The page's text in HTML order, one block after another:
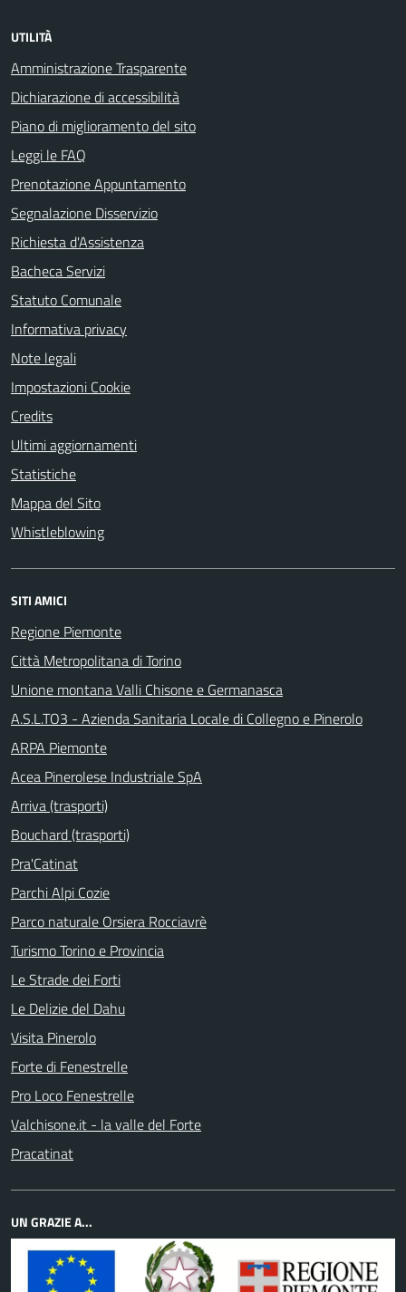
UTILITÀ
Amministrazione Trasparente
Dichiarazione di accessibilità
Piano di miglioramento del sito
Leggi le FAQ
Prenotazione Appuntamento
Segnalazione Disservizio
Richiesta d'Assistenza
Bacheca Servizi
Statuto Comunale
Informativa privacy
Note legali
Impostazioni Cookie
Credits
Ultimi aggiornamenti
Statistiche
Mappa del Sito
Whistleblowing
SITI AMICI
Regione Piemonte
Città Metropolitana di Torino
Unione montana Valli Chisone e Germanasca
A.S.L.TO3 - Azienda Sanitaria Locale di Collegno e Pinerolo
ARPA Piemonte
Acea Pinerolese Industriale SpA
Arriva (trasporti)
Bouchard (trasporti)
Pra'Catinat
Parchi Alpi Cozie
Parco naturale Orsiera Rocciavrè
Turismo Torino e Provincia
Le Strade dei Forti
Le Delizie del Dahu
Visita Pinerolo
Forte di Fenestrelle
Pro Loco Fenestrelle
Valchisone.it - la valle del Forte
Pracatinat
UN GRAZIE A...